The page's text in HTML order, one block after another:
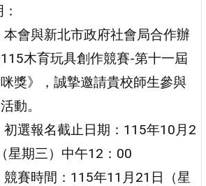
本會與新北市政府社會局合作辦
木育玩具創作競賽-第十一屆
獎》，誠摯邀請貴校師生參與
動。
初選報名截止日期：115年10月2
星期三）中午12：00
競賽時間：115年11月21日（星